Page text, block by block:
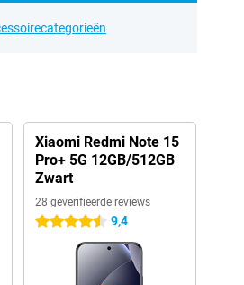
Xiaomi Redmi Note 15
Pro+ 5G 12GB/512GB
Zwart
28 geverifieerde reviews
4.5 sterren 9,4